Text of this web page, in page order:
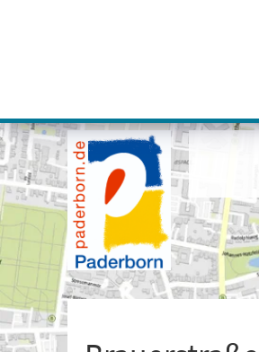
Visuelle
Assistenzsoftware
öffnen.
Mit
der
Tastatur
erreichbar
über
+